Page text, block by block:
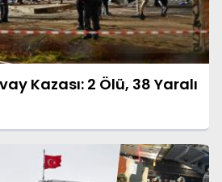
Kazası: 2 Ölü, 38 Yaralı